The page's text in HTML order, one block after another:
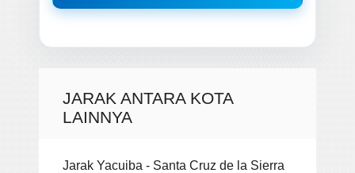
JARAK ANTARA KOTA
LAINNYA
Jarak Yacuiba - Santa Cruz de la Sierra